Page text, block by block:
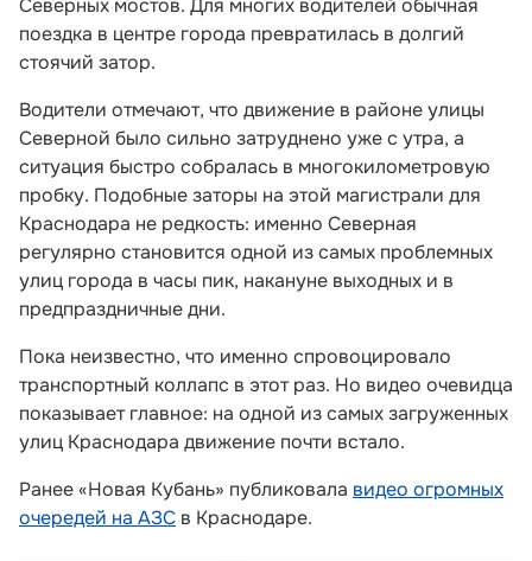
Северных мостов. Для многих водителей обычная
поездка в центре города превратилась в долгий
стоячий затор.
Водители отмечают, что движение в районе улицы
Северной было сильно затруднено уже с утра, а
ситуация быстро собралась в многокилометровую
пробку. Подобные заторы на этой магистрали для
Краснодара не редкость: именно Северная
регулярно становится одной из самых проблемных
улиц города в часы пик, накануне выходных и в
предпраздничные дни.
Пока неизвестно, что именно спровоцировало
транспортный коллапс в этот раз. Но видео очевидца
показывает главное: на одной из самых загруженных
улиц Краснодара движение почти встало.
Ранее «Новая Кубань» публиковала видео огромных
очередей на АЗС в Краснодаре.